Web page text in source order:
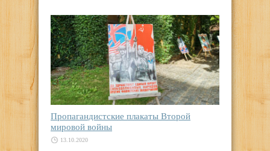
Пропагандистские плакаты Второй
мировой войны
13.10.2020